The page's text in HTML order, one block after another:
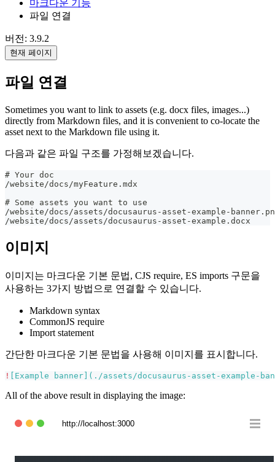
마크다운 기능
파일 연결
버전: 3.9.2
현재 페이지
파일 연결
Sometimes you want to link to assets (e.g. docx files, images...)
directly from Markdown files, and it is convenient to co-locate the
asset next to the Markdown file using it.
다음과 같은 파일 구조를 가정해보겠습니다.
# Your doc
/website/docs/myFeature.mdx
# Some assets you want to use
/website/docs/assets/docusaurus-asset-example-
/website/docs/assets/docusaurus-asset-example.docx
이미지
이미지는 마크다운 기본 문법, CJS require, ES imports 구문을
사용하는 3가지 방법으로 연결할 수 있습니다.
Markdown syntax
CommonJS require
Import statement
간단한 마크다운 기본 문법을 사용해 이미지를 표시합니다.
! Example banner ]( ./assets/docusaurus-asset-example-
All of the above result in displaying the image:
http://localhost:3000